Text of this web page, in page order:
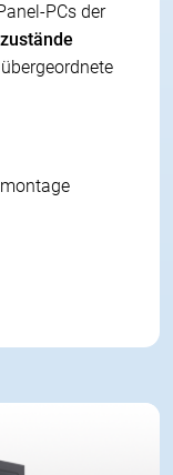
PCs der